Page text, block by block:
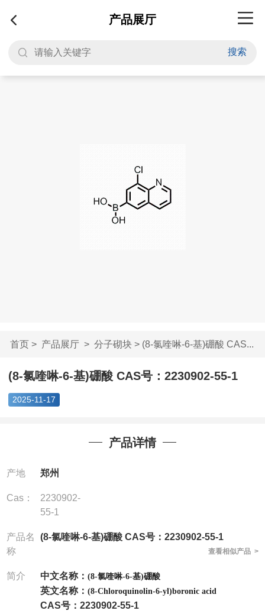
产品展厅
搜索
首页> 产品展厅> 分子砌块> (8-氯喹啉-6-基)硼酸 CAS...
(8-氯喹啉-6-基)硼酸 CAS号：2230902-55-1
2025-11-17
产品详情
产地 郑州
Cas：
2230902-
55-1
产品名
称
(8-氯喹啉-6-基)硼酸 CAS号：2230902-55-1
查看相似产品 >
简介 中文名称： (8-氯喹啉-6-基)硼酸
英文名称： (8-Chloroquinolin-6-yl)boronic acid
CAS号： 2230902-55-1